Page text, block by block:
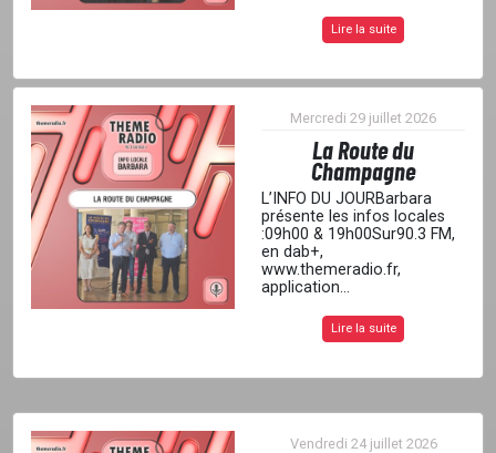
Lire la suite
Mercredi 29 juillet 2026
La Route du
Champagne
L’INFO DU JOURBarbara
présente les infos locales
:09h00 & 19h00Sur90.3 FM,
en dab+,
www.themeradio.fr,
application...
Lire la suite
Vendredi 24 juillet 2026